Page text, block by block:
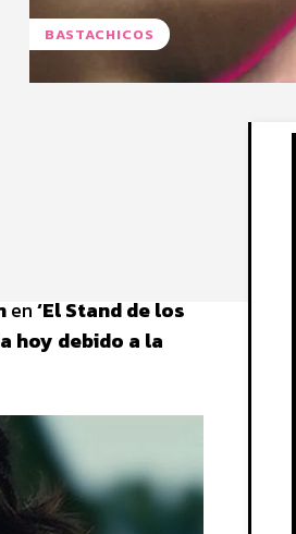
BASTACHICOS
en‘El Stand de los
hoy debido a la